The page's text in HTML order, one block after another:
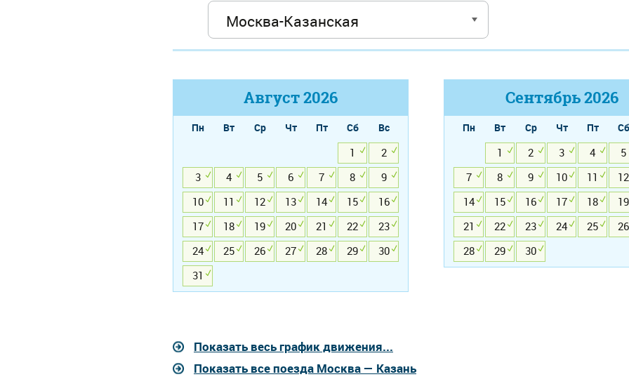
Август2026
Пн Вт Ср Чт Пт Сб
Вс
1
2
3
4 5 6 7 8
9
10
11 12 13 14 15
16
17
18 19 20 21 22
23
24
25 26 27 28 29
30
31
Сентябрь2026
Пн Вт Ср Чт Пт Сб
1
2 3 4 5
7
8 9 10 11 12
14
15 16 17 18 19
21
22 23 24 25 26
28
29 30
Показать весь график движения...
Показать все поезда Москва — Казань